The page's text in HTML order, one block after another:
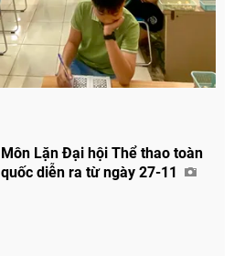
Môn Lặn Đại hội Thể thao toàn
quốc diễn ra từ ngày 27-11